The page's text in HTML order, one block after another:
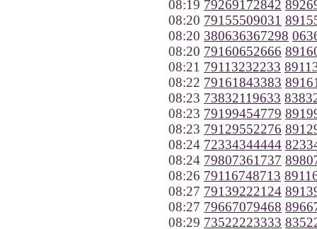
08:19 79269172842
08:20 79155509031
08:20 380636367298
08:20 79160652666
08:21 79113232233
08:22 79161843383
08:23 73832119633
08:23 79199454779
08:23 79129552276
08:24 72334344444
08:24 79807361737
08:26 79116748713
08:27 79139222124
08:27 79667079468
08:29 73522223333